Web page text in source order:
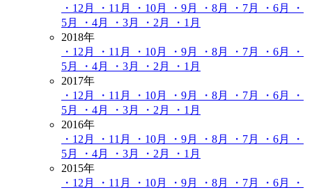
・12月
・11月 ・10月 ・9月 ・8月 ・7月 ・6月
・
5月
・4月 ・3月 ・2月
・1月
2018年
・12月
・11月 ・10月 ・9月 ・8月 ・7月 ・6月
・
5月
・4月 ・3月 ・2月
・1月
2017年
・12月
・11月 ・10月 ・9月 ・8月 ・7月 ・6月
・
5月
・4月 ・3月 ・2月
・1月
2016年
・12月
・11月 ・10月 ・9月 ・8月 ・7月 ・6月
・
5月
・4月 ・3月 ・2月
・1月
2015年
・12月
・11月 ・10月 ・9月 ・8月 ・7月 ・6月
・